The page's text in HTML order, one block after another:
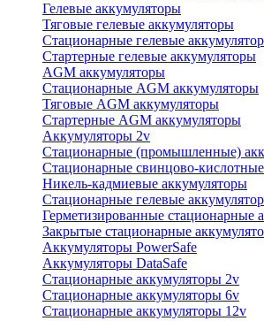
Гелевые аккумуляторы
Тяговые гелевые аккумуляторы
Стационарные гелевые
Стартерные гелевые аккумуляторы
AGM аккумуляторы
Стационарные AGM аккумуляторы
Тяговые AGM аккумуляторы
Стартерные AGM аккумуляторы
Аккумуляторы 2v
Стационарные (промышленные)
Стационарные свинцово-
Никель-кадмиевые аккумуляторы
Стационарные гелевые
Герметизированные стационарные
Закрытые стационарные
Аккумуляторы PowerSafe
Аккумуляторы DataSafe
Стационарные аккумуляторы 2v
Стационарные аккумуляторы 6v
Стационарные аккумуляторы 12v